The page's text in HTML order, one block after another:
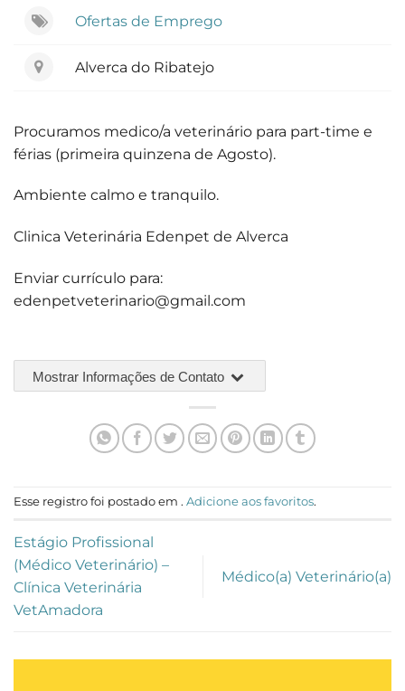
Ofertas de Emprego
Alverca do Ribatejo
Procuramos medico/a veterinário para part-time e
férias (primeira quinzena de Agosto).
Ambiente calmo e tranquilo.
Clinica Veterinária Edenpet de Alverca
Enviar currículo para:
edenpetveterinario@gmail.com
Mostrar Informações de Contato
Esse registro foi postado em . Adicione aos favoritos.
Estágio Profissional
(Médico Veterinário) –
Clínica Veterinária
VetAmadora
Médico(a) Veterinário(a)